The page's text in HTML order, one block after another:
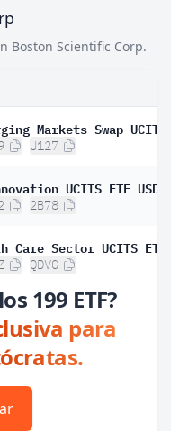
Boston Scientific Corp.
U127
2B78
QDVG
199 ETF?
para